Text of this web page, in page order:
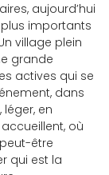
aujourd’hui
importants
village plein
grande
actives qui se
dans
en
où
être
qui est la